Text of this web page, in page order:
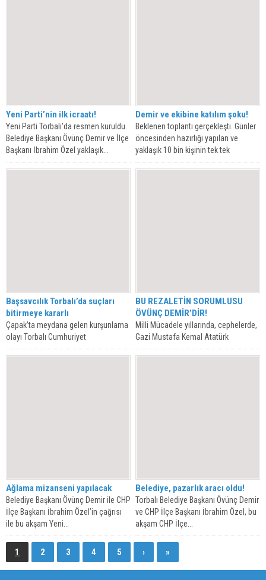
Yeni Parti’nin ilk icraatı!
Yeni Parti Torbalı’da resmen kuruldu.
Belediye Başkanı Övünç Demir ve İlçe
Başkanı İbrahim Özel yaklaşık...
Demir ve ekibine katılım şoku!
Beklenen toplantı gerçekleşti. Günler
öncesinden hazırlığı yapılan ve
yaklaşık 10 bin kişinin tek tek
arandığı...
Başsavcılık Torbalı’da suçları
bitirmeye kararlı
Çapak’ta meydana gelen kurşunlama
olayı Torbalı Cumhuriyet
Başsavcılığı’nın titiz incelemeleri
BU REZALETİN SORUMLUSU
ÖVÜNÇ DEMİR’DİR!
Milli Mücadele yıllarında, cephelerde,
Gazi Mustafa Kemal Atatürk
tarafından kurulan Cumhuriyet Halk
Ağlama mizanseni yapılacak
Belediye Başkanı Övünç Demir ile CHP
İlçe Başkanı İbrahim Özel’in çağrısı
ile bu akşam Yeni...
Belediye, pazarlık aracı oldu!
Torbalı Belediye Başkanı Övünç Demir
ve CHP İlçe Başkanı İbrahim Özel, bu
akşam CHP İlçe...
1 2 3 4 5 › »